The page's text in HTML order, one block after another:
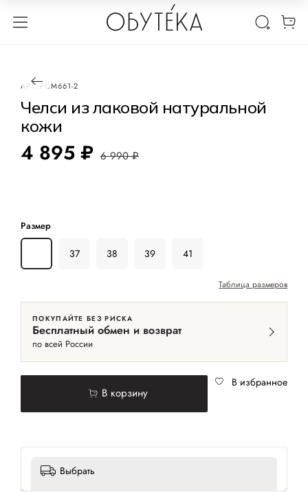
1 / 3
АРТ. PCM661-2
Челси из лаковой натуральной
кожи
4 895 ₽ 6 990 ₽
Размер
37 38 39 41
Таблица размеров
ПОКУПАЙТЕ БЕЗ РИСКА
Бесплатный обмен и возврат
по всей России
В корзину
В избранное
Выбрать